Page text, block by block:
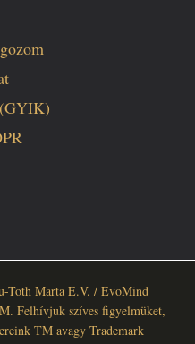
Toth Marta E.V. / EvoMind
Felhívjuk szíves figyelmüket,
TM avagy Trademark